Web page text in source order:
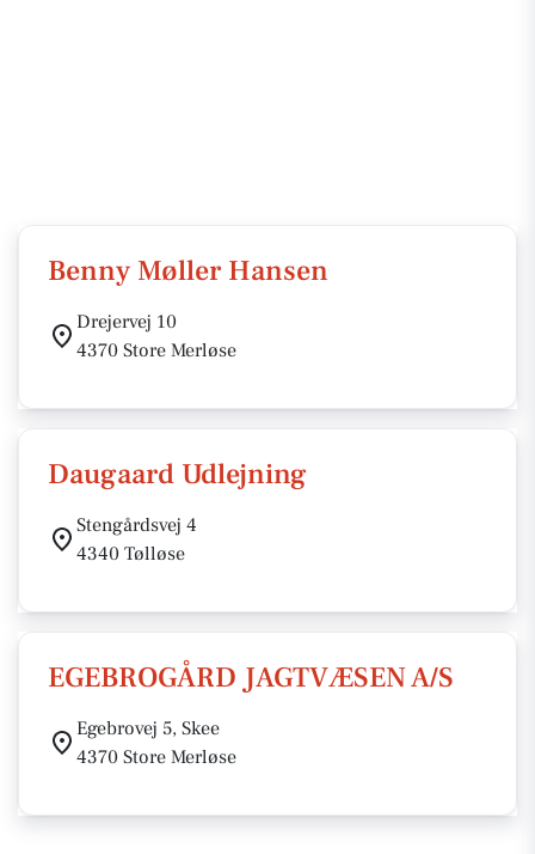
Benny Møller Hansen
Drejervej 10
4370 Store Merløse
Daugaard Udlejning
Stengårdsvej 4
4340 Tølløse
EGEBROGÅRD JAGTVÆSEN A/S
Egebrovej 5, Skee
4370 Store Merløse